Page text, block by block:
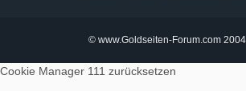
© www.Goldseiten-Forum.com
Cookie Manager 111 zurücksetzen